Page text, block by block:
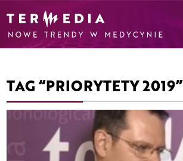
TAG “PRIORYTETY 2019”